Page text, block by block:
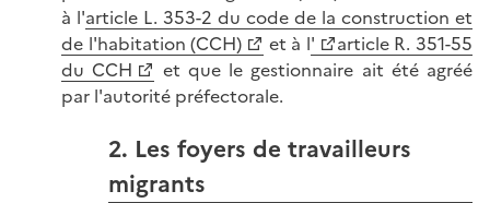
à l'article L. 353-2 du code de la construction et
de l'habitation (CCH)
et à l'
article R. 351-55
du CCH
et que le gestionnaire ait été agréé
par l'autorité préfectorale.
2. Les foyers de travailleurs
migrants